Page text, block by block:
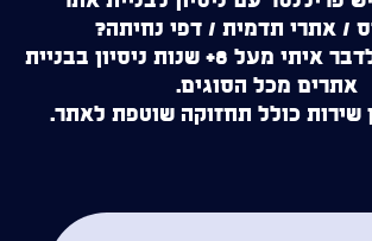
/ אתרי תדמית / דפי נחיתה?
אתם מוזמנים לדבר איתי מעל 8+ שנות ניסיון בבניית
אתרים מכל הסוגים.
שירות כולל תחזוקה שוטפת לאתר.